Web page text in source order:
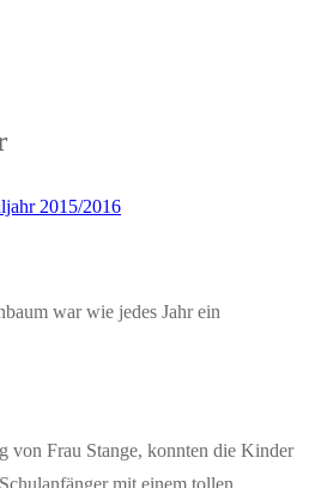
2015/2016
war wie jedes Jahr ein
von Frau Stange, konnten die Kinder
mit einem tollen